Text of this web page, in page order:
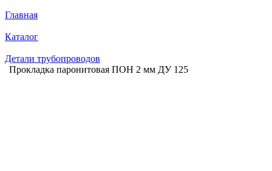
Главная
Каталог
Детали трубопроводов
Прокладка паронитовая ПОН 2 мм ДУ 125